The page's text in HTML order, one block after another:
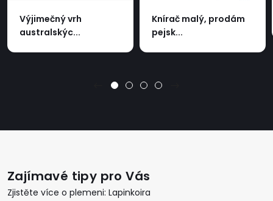
Výjimečný vrh
australskýc...
Knírač malý, prodám
pejsk...
Zajímavé tipy pro Vás
Zjistěte více o plemeni: Lapinkoira